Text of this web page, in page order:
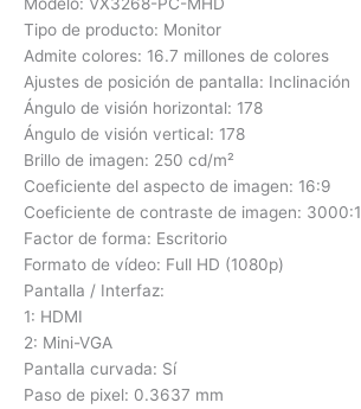
Tipo de producto: Monitor
Admite colores: 16.7 millones de colores
Ajustes de posición de pantalla: Inclinación
Ángulo de visión horizontal: 178
Ángulo de visión vertical: 178
Brillo de imagen: 250 cd/m²
Coeficiente del aspecto de imagen: 16:9
Coeficiente de contraste de imagen: 3000:1
Factor de forma: Escritorio
Formato de vídeo: Full HD (1080p)
Pantalla / Interfaz:
1: HDMI
2: Mini-VGA
Pantalla curvada: Sí
Paso de pixel: 0.3637 mm